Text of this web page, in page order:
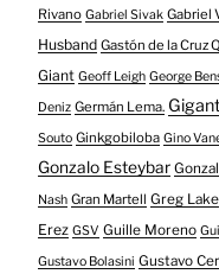
Rivano Gabriel Sivak Gabriel
Husband Gastón de la Cruz
Giant Geoff Leigh George
Deniz Germán Lema.
Souto Ginkgobiloba Gino
Gonzalo Esteybar
Nash Gran Martell Greg Lake
Erez GSV Guille Moreno
Gustavo Bolasini Gustavo